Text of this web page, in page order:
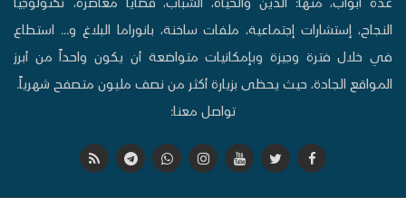
النجاح، إستشارات إجتماعية، ملفات ساخنة، بانوراما البلاغ و... استطاع
في خلال فترة وجيزة وبإمكانيات متواضعة أن يكون واحداً من أبرز
المواقع الجادة، حيث يحظى بزيارة أكثر من نصف مليون متصفح شهرياً.
تواصل معنا: